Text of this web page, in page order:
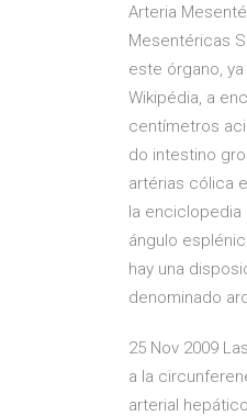
Arteria
Mesentéricas
este órgano,
Wikipédia, a
centímetros
do intestino
artérias cólica
la enciclopedia
ángulo
hay una
denominado
25 Nov 2009
a la
arterial